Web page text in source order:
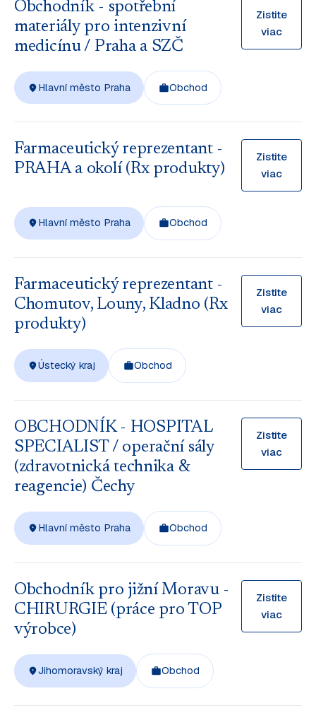
Obchodník - spotřební
materiály pro intenzivní
medicínu / Praha a SZČ
Zistite
viac
Hlavní město Praha Obchod
Farmaceutický reprezentant -
PRAHA a okolí (Rx produkty)
Zistite
viac
Hlavní město Praha Obchod
Farmaceutický reprezentant -
Chomutov, Louny, Kladno (Rx
produkty)
Zistite
viac
Ústecký kraj Obchod
OBCHODNÍK - HOSPITAL
SPECIALIST / operační sály
(zdravotnická technika &
reagencie) Čechy
Zistite
viac
Hlavní město Praha Obchod
Obchodník pro jižní Moravu -
CHIRURGIE (práce pro TOP
výrobce)
Zistite
viac
Jihomoravský kraj Obchod